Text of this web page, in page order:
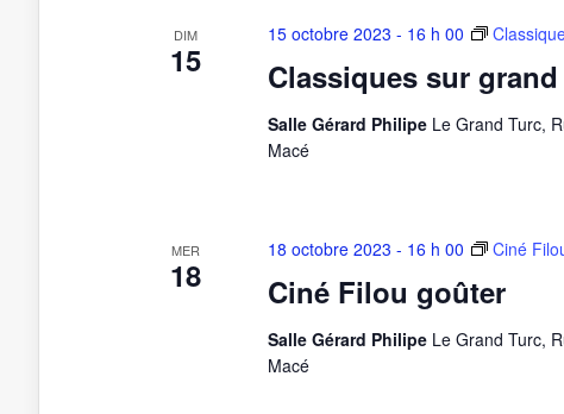
DIM
15 Classiques sur grand
15 octobre 2023 - 16 h 00
Salle Gérard Philipe Le Grand Turc,
Macé
MER
18 Ciné Filou goûter
18 octobre 2023 - 16 h 00 Ciné
Salle Gérard Philipe Le Grand Turc,
Macé